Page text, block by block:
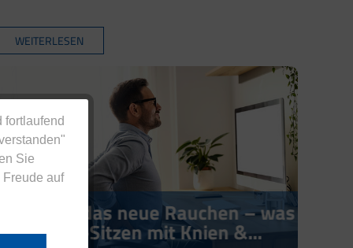
fortlaufend
Sie
auf
WEITERLESEN
ist das neue Rauchen – was
Dauer-Sitzen mit Knien &...